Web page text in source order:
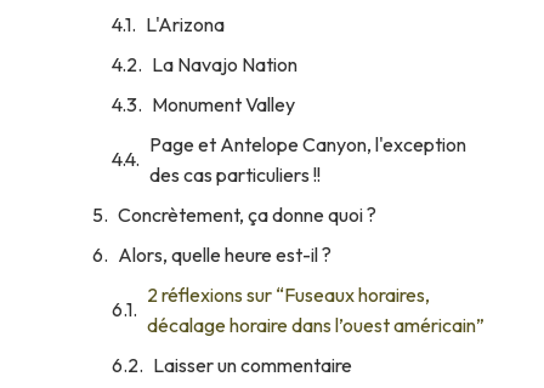
L'Arizona
La Navajo Nation
Monument Valley
Page et Antelope Canyon, l'exception
des cas particuliers !!
Concrètement, ça donne quoi ?
Alors, quelle heure est-il ?
2 réflexions sur “Fuseaux horaires,
décalage horaire dans l’ouest américain”
Laisser un commentaire